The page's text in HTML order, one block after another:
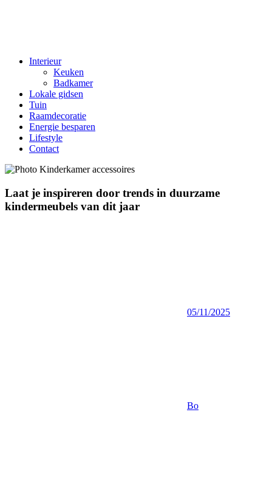
Interieur
Keuken
Badkamer
Lokale gidsen
Tuin
Raamdecoratie
Energie besparen
Lifestyle
Contact
Laat je inspireren door trends in duurzame
kindermeubels van dit jaar
05/11/2025
Bo